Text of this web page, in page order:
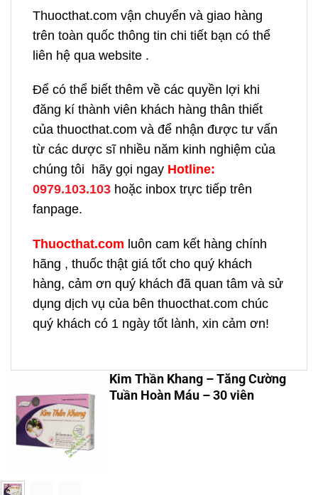
Thuocthat.com vận chuyển và giao hàng
trên toàn quốc thông tin chi tiết bạn có thể
liên hệ qua website .
Để có thể biết thêm về các quyền lợi khi
đăng kí thành viên khách hàng thân thiết
của thuocthat.com và để nhận được tư vấn
từ các dược sĩ nhiều năm kinh nghiệm của
chúng tôi hãy gọi ngay Hotline:
0979.103.103 hoặc inbox trực tiếp trên
fanpage.
Thuocthat.com luôn cam kết hàng chính
hãng , thuốc thật giá tốt cho quý khách
hàng, cảm ơn quý khách đã quan tâm và sử
dụng dịch vụ của bên thuocthat.com chúc
quý khách có 1 ngày tốt lành, xin cảm ơn!
Kim Thần Khang – Tăng Cường
Tuần Hoàn Máu – 30 viên